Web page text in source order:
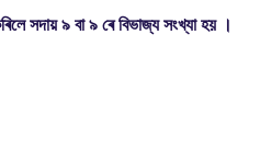
সদায় ৯ বা ৯ ৰে বিভাজ্য সংখ্যা হয় ।